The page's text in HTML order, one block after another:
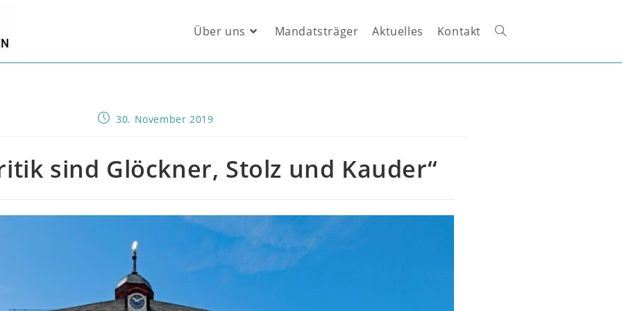
Über uns Mandatsträger Aktuelles Kontakt Website-
Beitrag30. November 2019
sind Glöckner, Stolz und Kauder“